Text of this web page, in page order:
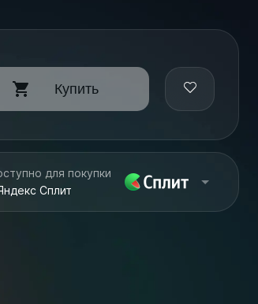
Купить
для покупки
Сплит